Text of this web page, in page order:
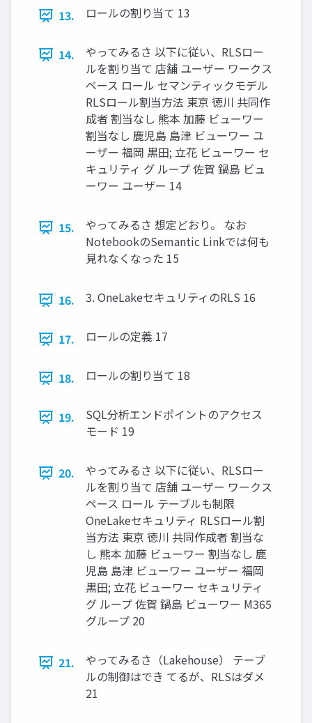
13. ロールの割り当て 13
14.
やってみるさ 以下に従い、RLSロー
ルを割り当て 店舗 ユーザー ワークス
ペース ロール セマンティックモデル
RLSロール割当方法 東京 徳川 共同作
成者 割当なし 熊本 加藤 ビューワー
割当なし 鹿児島 島津 ビューワー ユ
ーザー 福岡 黒田; 立花 ビューワー セ
キュリティ グ ループ 佐賀 鍋島 ビュ
ーワー ユーザー 14
15.
やってみるさ 想定どおり。 なお
NotebookのSemantic Linkでは何も
見れなくなった 15
16. 3. OneLakeセキュリティのRLS 16
17. ロールの定義 17
18. ロールの割り当て 18
19.
SQL分析エンドポイントのアクセス
モード 19
20.
やってみるさ 以下に従い、RLSロー
ルを割り当て 店舗 ユーザー ワークス
ペース ロール テーブルも制限
OneLakeセキュリティ RLSロール割
当方法 東京 徳川 共同作成者 割当な
し 熊本 加藤 ビューワー 割当なし 鹿
児島 島津 ビューワー ユーザー 福岡
黒田; 立花 ビューワー セキュリティ
グ ループ 佐賀 鍋島 ビューワー M365
グループ 20
21.
やってみるさ（Lakehouse） テーブ
ルの制御はでき てるが、RLSはダメ
21